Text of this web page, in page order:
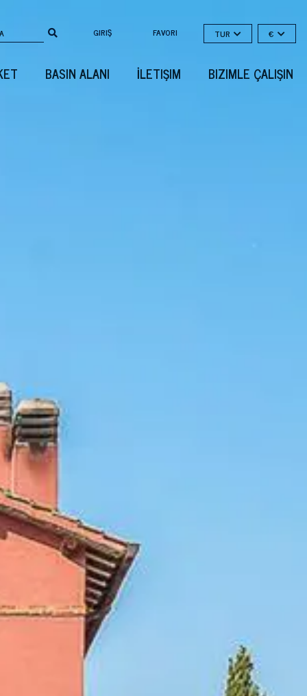
GIRIŞ FAVORI TUR €
BASIN ALANI İLETIŞIM BIZIMLE ÇALIŞIN